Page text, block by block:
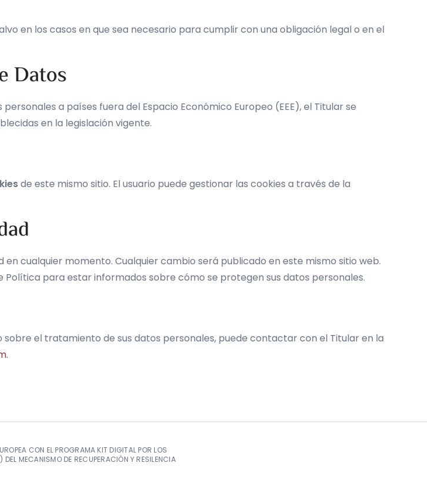
en los casos en que sea necesario para cumplir con una obligación legal o en el
Datos
a países fuera del Espacio Económico Europeo (EEE), el Titular se
en la legislación vigente.
de este mismo sitio. El usuario puede gestionar las cookies a través de la
cualquier momento. Cualquier cambio será publicado en este mismo sitio web.
para estar informados sobre cómo se protegen sus datos personales.
el tratamiento de sus datos personales, puede contactar con el Titular en la
.
CON EL PROGRAMA KIT DIGITAL POR LOS
DEL MECANISMO DE RECUPERACIÓN Y RESILENCIA